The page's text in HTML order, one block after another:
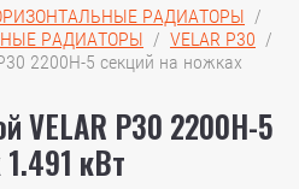
РАДИАТОРЫ
РАДИАТОРЫ
  /
VELAR P30
  /
2200H-5 секций на ножках
VELAR P30 2200H-5
кВт